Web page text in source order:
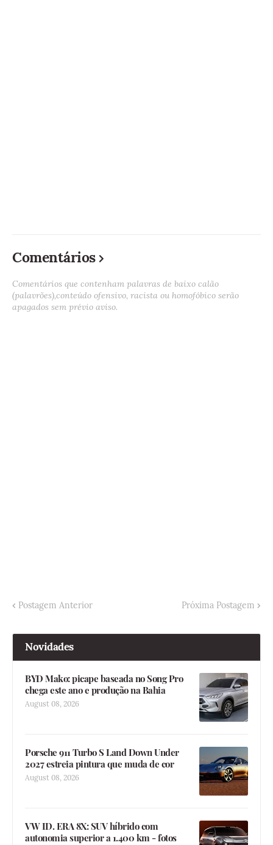
Comentários
Comentários que contenham palavras de baixo calão
(palavrões),conteúdo ofensivo, racista ou homofóbico serão
apagados sem prévio aviso.
Postagem Anterior Próxima Postagem
Novidades
BYD Mako: picape baseada no Song Pro
chega este ano e produção na Bahia
August 08, 2026
Porsche 911 Turbo S Land Down Under
2027 estreia pintura que muda de cor
August 08, 2026
VW ID. ERA 8X: SUV híbrido com
autonomia superior a 1.400 km - fotos